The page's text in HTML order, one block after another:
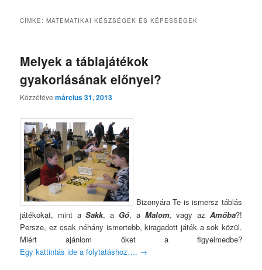
CÍMKE:MATEMATIKAI KÉSZSÉGEK ÉS KÉPESSÉGEK
Melyek a táblajátékok
gyakorlásának előnyei?
Közzétévemárcius 31, 2013
Bizonyára Te is ismersz táblás
játékokat, mint aSakk, a Gó, a Malom, vagy az Amőba?!
Persze, ez csak néhány ismertebb, kiragadott játék a sok közül.
Miért ajánlom őket a figyelmedbe?
Egy kattintás ide a folytatáshoz…. →